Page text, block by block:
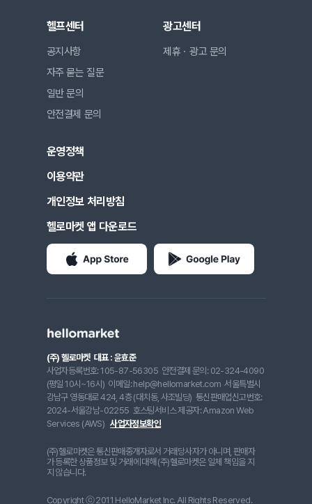
헬프센터
공지사항
자주 묻는 질문
일반 문의
안전결제 문의
광고센터
제휴ㆍ광고 문의
운영정책
이용약관
개인정보 처리방침
헬로마켓 앱 다운로드
(주) 헬로마켓 대표 : 윤효준
사업자등록번호: 105-87-56305 안전결제 문의: 02-324-4090
(평일 10시~16시) 이메일: help@hellomarket.com 서울특별시
강남구 영동대로 424, 4층 (대치동, 사조빌딩) 통신판매업신고번호:
2024-서울강남-02255 호스팅서비스 제공자: Amazon Web
Services (AWS) 사업자정보확인
(주)헬로마켓은 통신판매중개자로서 거래당사자가 아니며, 판매자
가 등록한 상품정보 및 거래에 대해 (주)헬로마켓은 일체 책임을 지
지 않습니다.
Copyright ⓒ 2011 HelloMarket Inc. All Rights Reserved.